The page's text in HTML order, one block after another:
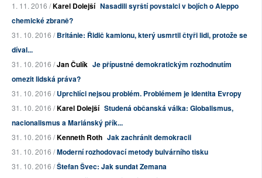
1. 11. 2016 /Karel Dolejší Nasadili syrští povstalci v bojích o Aleppo
chemické zbraně?
31. 10. 2016 /Británie: Řidič kamionu, který usmrtil čtyři lidi, protože se
díval...
31. 10. 2016 /Jan Čulík Je přípustné demokratickým rozhodnutím
omezit lidská práva?
31. 10. 2016 /Uprchlíci nejsou problém. Problémem je identita Evropy
31. 10. 2016 /Karel Dolejší Studená občanská válka: Globalismus,
nacionalismus a Mariánský přík...
31. 10. 2016 /Kenneth Roth Jak zachránit demokracii
31. 10. 2016 /Moderní rozhodovací metody bulvárního tisku
31. 10. 2016 /Štefan Švec: Jak sundat Zemana